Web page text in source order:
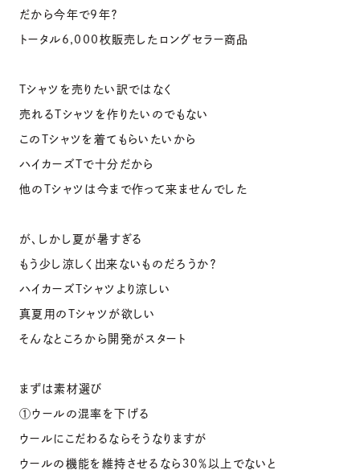
だから今年で9年？
トータル6,000枚販売したロングセラー商品
Tシャツを売りたい訳ではなく
売れるTシャツを作りたいのでもない
このTシャツを着てもらいたいから
ハイカーズTで十分だから
他のTシャツは今まで作って来ませんでした
が、しかし夏が暑すぎる
もう少し涼しく出来ないものだろうか？
ハイカーズTシャツより涼しい
真夏用のTシャツが欲しい
そんなところから開発がスタート
まずは素材選び
①ウールの混率を下げる
ウールにこだわるならそうなりますが
ウールの機能を維持させるなら３０％以上でないと